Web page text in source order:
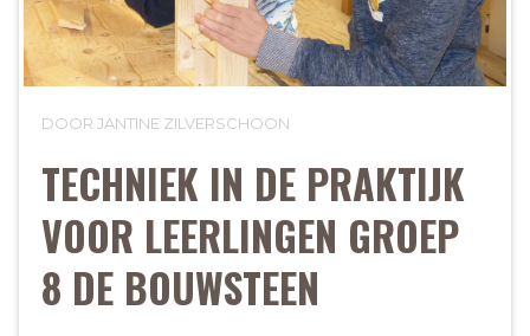
DOOR JANTINE ZILVERSCHOON
TECHNIEK IN DE PRAKTIJK
VOOR LEERLINGEN GROEP
8 DE BOUWSTEEN